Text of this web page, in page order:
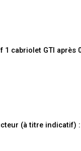
1 cabriolet GTI après
(à titre indicatif) :